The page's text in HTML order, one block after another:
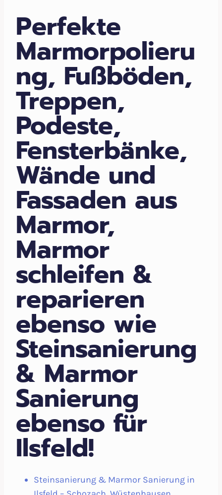
Perfekte
Marmorpolieru
ng, Fußböden,
Treppen,
Podeste,
Fensterbänke,
Wände und
Fassaden aus
Marmor,
Marmor
schleifen &
reparieren
ebenso wie
Steinsanierung
& Marmor
Sanierung
ebenso für
Ilsfeld!
Steinsanierung & Marmor Sanierung in